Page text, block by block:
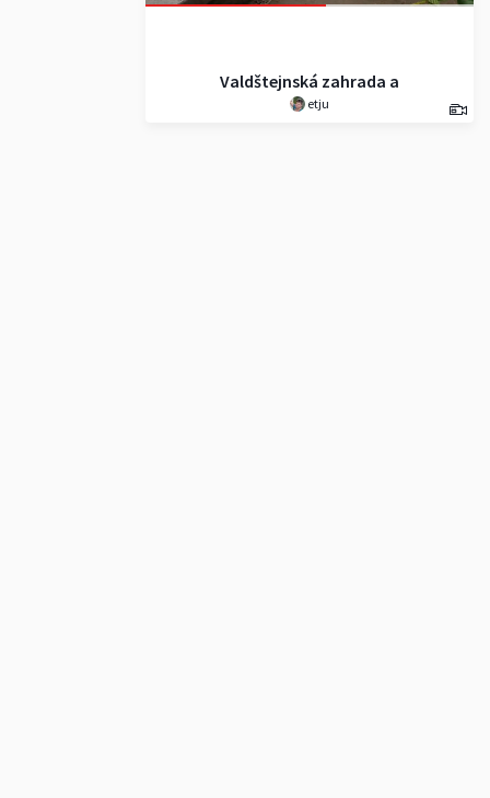
Valdštejnská zahrada a
Mariánský sloup
etju